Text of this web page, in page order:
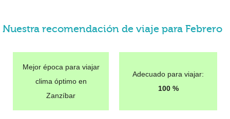
Nuestra recomendación de viaje para Febrero
Mejor época para viajar
clima óptimo en
Zanzíbar
Adecuado para viajar:
100 %